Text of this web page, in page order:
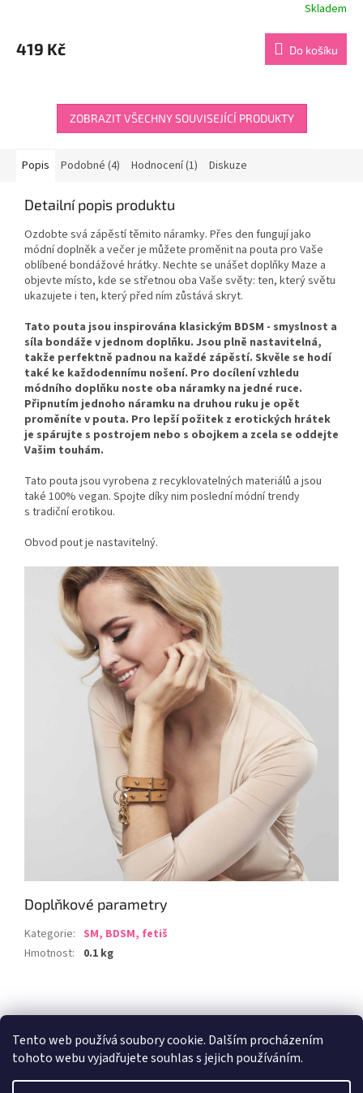
Tento web používá soubory cookie. Dalším procházením
tohoto webu vyjadřujete souhlas s jejich používáním.
produktu
je
Skladem
419 Kč Do košíku
ZOBRAZIT VŠECHNY SOUVISEJÍCÍ PRODUKTY
Popis Podobné (4) Hodnocení (1) Diskuze
Detailní popis produktu
Ozdobte svá zápěstí těmito náramky. Přes den fungují jako
módní doplněk a večer je můžete proměnit na pouta pro Vaše
oblíbené bondážové hrátky. Nechte se unášet doplňky Maze a
objevte místo, kde se střetnou oba Vaše světy: ten, který světu
ukazujete i ten, který před ním zůstává skryt.
Tato pouta jsou inspirována klasickým BDSM - smyslnost a
síla bondáže v jednom doplňku. Jsou plně nastavitelná,
takže perfektně padnou na každé zápěstí. Skvěle se hodí
také ke každodennímu nošení. Pro docílení vzhledu
módního doplňku noste oba náramky na jedné ruce.
Připnutím jednoho náramku na druhou ruku je opět
proměníte v pouta. Pro lepší požitek z erotických hrátek
je spárujte s postrojem nebo s obojkem a zcela se oddejte
Vašim touhám.
Tato pouta jsou vyrobena z recyklovatelných materiálů a jsou
také 100% vegan. Spojte díky nim poslední módní trendy
s tradiční erotikou.
Obvod pout je nastavitelný.
Doplňkové parametry
Kategorie: SM, BDSM, fetiš
Hmotnost: 0.1 kg
á